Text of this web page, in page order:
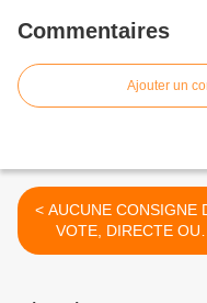
Commentaires
Ajouter un
< AUCUNE CONSIGNE DE
VOTE, DIRECTE OU
INDIRECTE - 280312